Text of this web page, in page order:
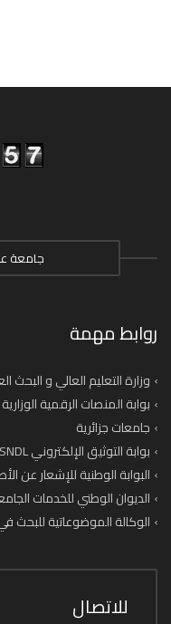
جامعة
روابط مهمة
وزارة التعليم العالي و البحث
بوابة المنصات الرقمية الوزارية
جامعات جزائرية
بوابة التوثيق الإلكتروني SNDL
البوابة الوطنية للإشعار عن
الديوان الوطني للخدمات
الوكالة الموضوعاتية للبحث
للاتصال